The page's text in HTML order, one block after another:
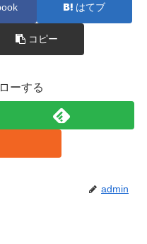
はてブ
コピー
ーする
admin